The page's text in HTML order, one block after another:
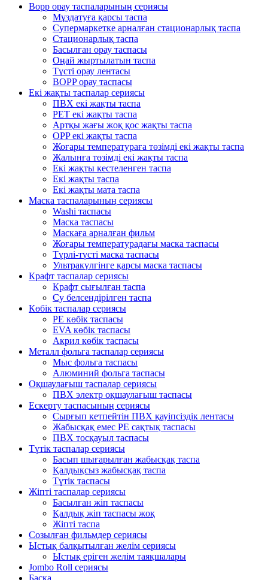
Bopp орау таспаларының сериясы
Мұздатуға қарсы таспа
Супермаркетке арналған стационарлық таспа
Стационарлық таспа
Басылған орау таспасы
Оңай жыртылатын таспа
Түсті орау лентасы
BOPP орау таспасы
Екі жақты таспалар сериясы
ПВХ екі жақты таспа
PET екі жақты таспа
Артқы жағы жоқ қос жақты таспа
OPP екі жақты таспа
Жоғары температураға төзімді екі жақты таспа
Жалынға төзімді екі жақты таспа
Екі жақты кестеленген таспа
Екі жақты таспа
Екі жақты мата таспа
Маска таспаларының сериясы
Washi таспасы
Маска таспасы
Маскаға арналған фильм
Жоғары температурадағы маска таспасы
Түрлі-түсті маска таспасы
Ультракүлгінге қарсы маска таспасы
Крафт таспалар сериясы
Крафт сығылған таспа
Су белсендірілген таспа
Көбік таспалар сериясы
PE көбік таспасы
EVA көбік таспасы
Акрил көбік таспасы
Металл фольга таспалар сериясы
Мыс фольга таспасы
Алюминий фольга таспасы
Оқшаулағыш таспалар сериясы
ПВХ электр оқшаулағыш таспасы
Ескерту таспасының сериясы
Сырғып кетпейтін ПВХ қауіпсіздік лентасы
Жабысқақ емес PE сақтық таспасы
ПВХ тосқауыл таспасы
Түтік таспалар сериясы
Басып шығарылған жабысқақ таспа
Қалдықсыз жабысқақ таспа
Түтік таспасы
Жіпті таспалар сериясы
Басылған жіп таспасы
Қалдық жіп таспасы жоқ
Жіпті таспа
Созылған фильмдер сериясы
Ыстық балқытылған желім сериясы
Ыстық еріген желім таяқшалары
Jombo Roll сериясы
Басқа